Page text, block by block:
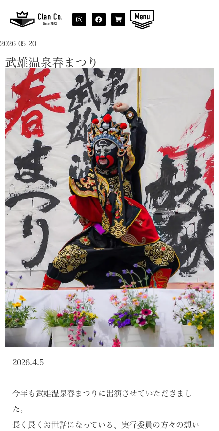
2026-05-20
武雄温泉春まつり
2026.4.5
今年も武雄温泉春まつりに出演させていただきまし
た。
長く長くお世話になっている、実行委員の方々の想い